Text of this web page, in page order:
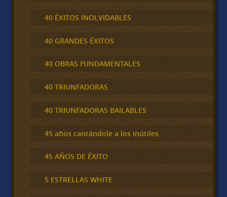
40 ÉXITOS INOLVIDABLES
40 GRANDES ÉXITOS
40 OBRAS FUNDAMENTALES
40 TRIUNFADORAS
40 TRIUNFADORAS BAILABLES
45 años cantándole a los inútiles
45 AÑOS DE ÉXITO
5 ESTRELLAS WHITE